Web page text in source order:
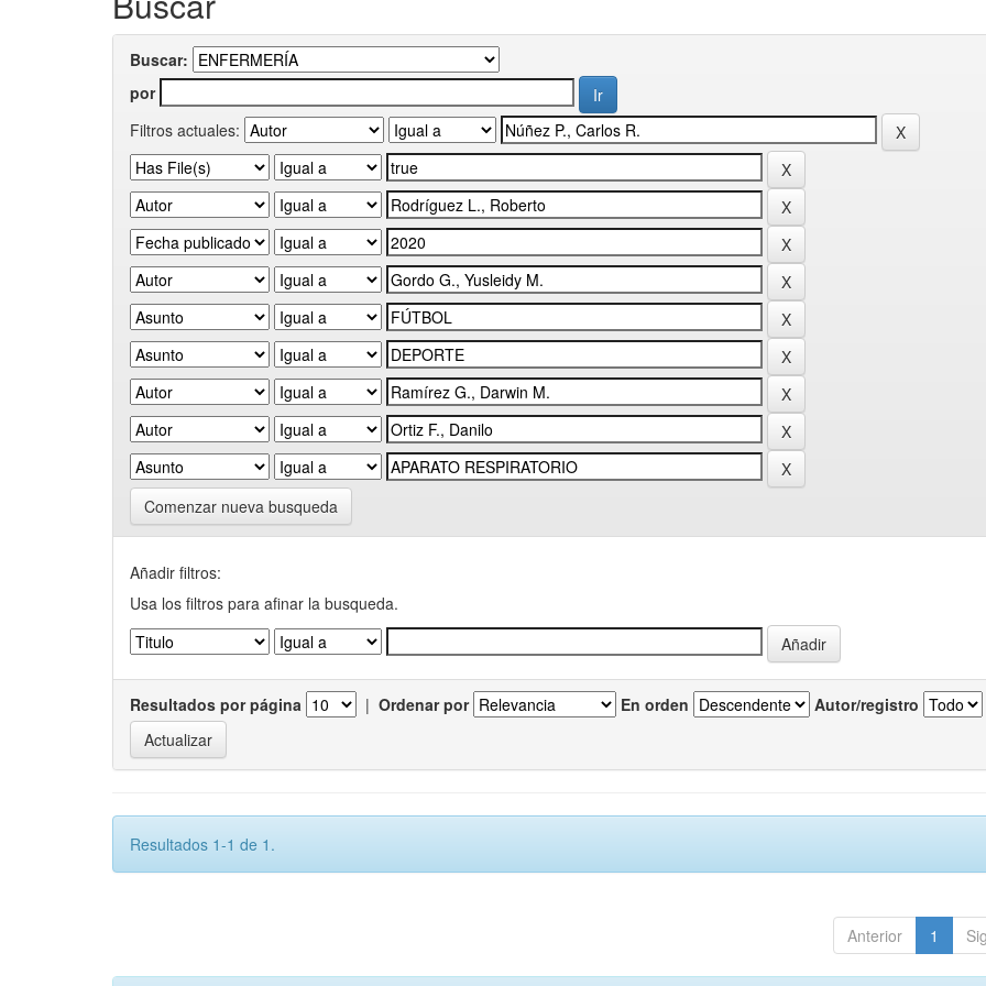
Buscar:
por
Filtros actuales:
Comenzar nueva busqueda
Añadir filtros:
Usa los filtros para afinar la busqueda.
Resultados por página | Ordenar por En orden Autor/registro
Resultados 1-1 de 1.
Anterior 1